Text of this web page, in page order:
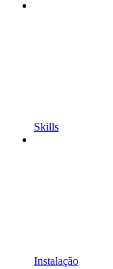
Skills
Instalação